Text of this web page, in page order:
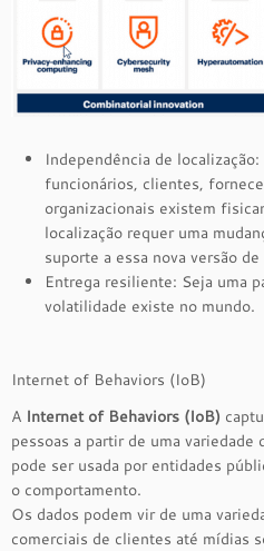
Independência de
funcionários, clientes,
organizacionais existem
localização requer uma
suporte a essa nova versão
Entrega resiliente: Seja uma
volatilidade existe no mundo.
Internet of Behaviors (IoB)
A Internet of Behaviors (IoB)
pessoas a partir de uma
pode ser usada por entidades
o comportamento.
Os dados podem vir de uma
comerciais de clientes até mídias